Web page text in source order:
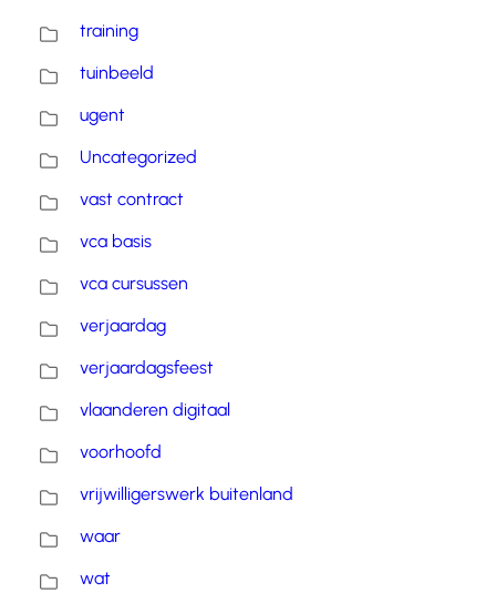
training
tuinbeeld
ugent
Uncategorized
vast contract
vca basis
vca cursussen
verjaardag
verjaardagsfeest
vlaanderen digitaal
voorhoofd
vrijwilligerswerk buitenland
waar
wat